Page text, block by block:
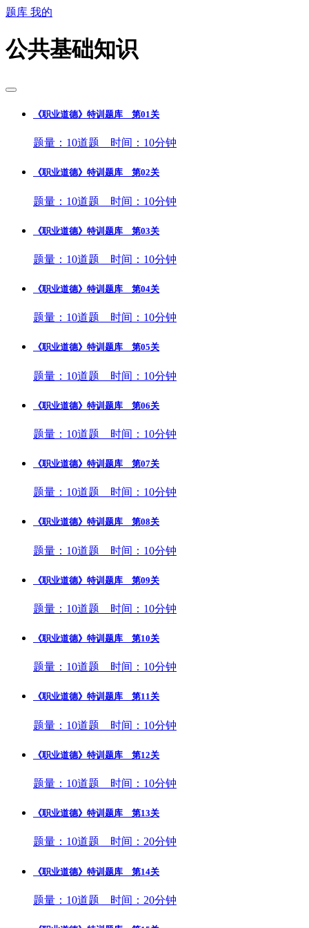
题库 我的
公共基础知识
《职业道德》特训题库 第01关
题量：10道题 时间：10分钟
《职业道德》特训题库 第02关
题量：10道题 时间：10分钟
《职业道德》特训题库 第03关
题量：10道题 时间：10分钟
《职业道德》特训题库 第04关
题量：10道题 时间：10分钟
《职业道德》特训题库 第05关
题量：10道题 时间：10分钟
《职业道德》特训题库 第06关
题量：10道题 时间：10分钟
《职业道德》特训题库 第07关
题量：10道题 时间：10分钟
《职业道德》特训题库 第08关
题量：10道题 时间：10分钟
《职业道德》特训题库 第09关
题量：10道题 时间：10分钟
《职业道德》特训题库 第10关
题量：10道题 时间：10分钟
《职业道德》特训题库 第11关
题量：10道题 时间：10分钟
《职业道德》特训题库 第12关
题量：10道题 时间：10分钟
《职业道德》特训题库 第13关
题量：10道题 时间：20分钟
《职业道德》特训题库 第14关
题量：10道题 时间：20分钟